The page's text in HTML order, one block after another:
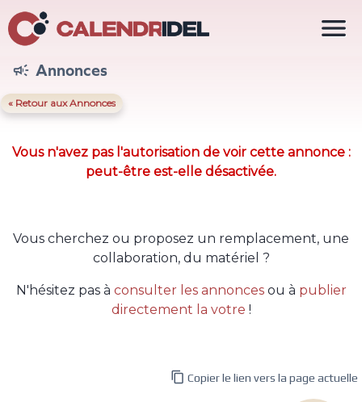
 Annonces
« Retour aux Annonces
Vous n'avez pas l'autorisation de voir cette annonce :
peut-être est-elle désactivée.
Vous cherchez ou proposez un remplacement, une
collaboration, du matériel ?
N'hésitez pas à consulter les annoncesou à publier
directement la votre !

 Copier le lien vers la page actuelle